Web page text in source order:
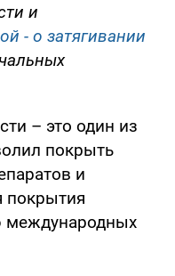
и
- о затягивании
– это один из
покрыть
и
покрытия
международных